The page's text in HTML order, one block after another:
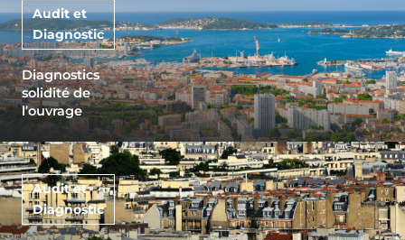
Audit et
Diagnostic
Diagnostics
solidité de
l’ouvrage
Audit et
Diagnostic